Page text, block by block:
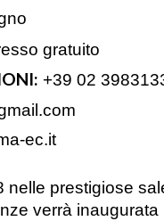
gratuito
+39 02
ec.it
prestigiose
verrà inaugurata